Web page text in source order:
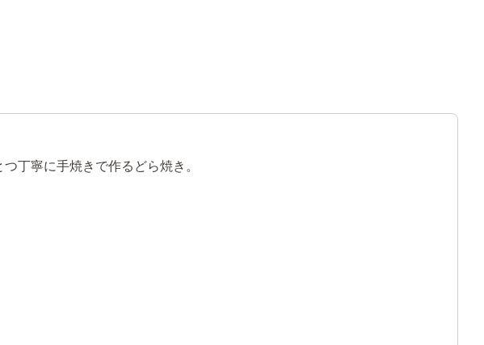
丁寧に手焼きで作るどら焼き。